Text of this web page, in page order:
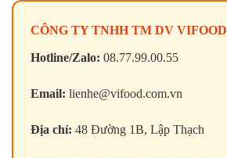
CÔNG TY TNHH TM DV VIFOOD
Hotline/Zalo: 08.77.99.00.55
Email: lienhe@vifood.com.vn
Địa chỉ: 48 Đường 1B, Lập Thạch